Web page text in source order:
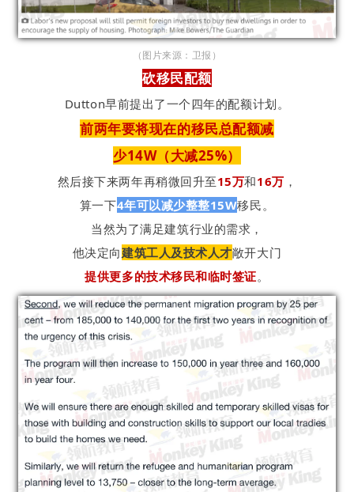
（图片来源：卫报）
砍移民配额
Dutton早前提出了一个四年的配额计划。
前两年要将现在的移民总配额减
少14W（大减25%）
然后接下来两年再稍微回升至15万和16万 ，
算一下4年可以减少整整15W移民。
当然为了满足建筑行业的需求，
他决定向建筑工人及技术人才敞开大门
提供更多的技术移民和临时签证。